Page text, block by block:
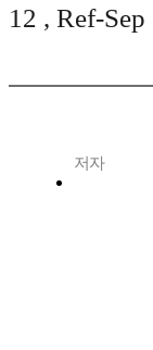
12 , Ref-Sep
저자